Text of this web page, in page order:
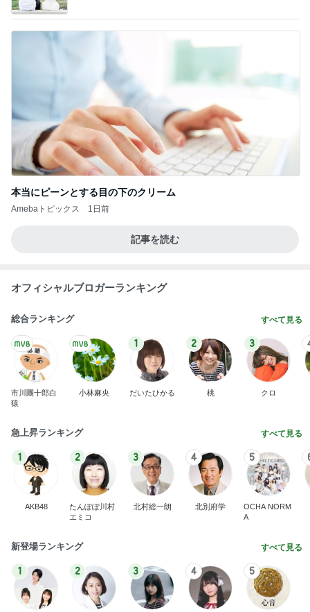
本当にピーンとする目の下のクリーム
Amebaトピックス 1日前
記事を読む
オフィシャルブロガーランキング
総合ランキング すべて見る
市川團十郎白
猿
小林麻央
1
だいたひかる
2
桃
3
クロ
急上昇ランキング すべて見る
1
AKB48
2
たんぽぽ川村
エミコ
3
北村総一朗
4
北別府学
5
OCHA NORM
A
新登場ランキング すべて見る
1 2 3 4 5